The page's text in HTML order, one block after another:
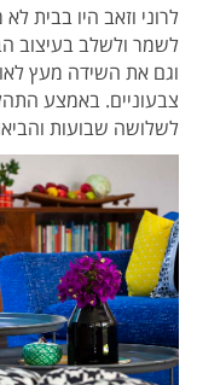
לרוני וזאב היו בבית
לשמר ולשלב בעיצוב
וגם את השידה מעץ
צבעוניים. באמצע
לשלושה שבועות